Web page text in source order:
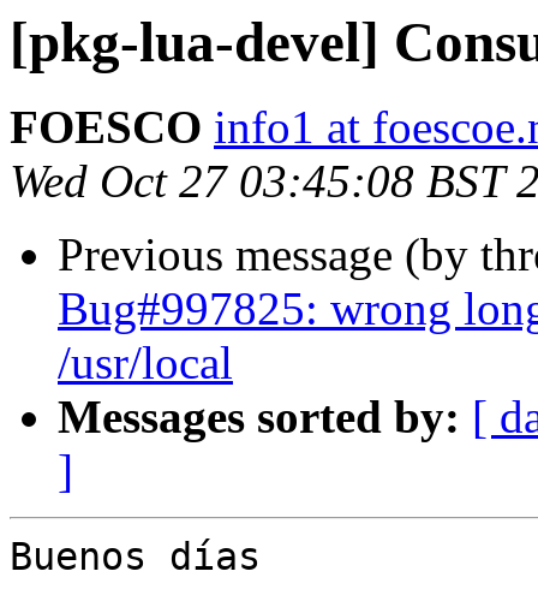
[pkg-lua-devel]
FOESCO info1 at
Wed Oct 27 03:45:08 BST
Previous message (by
Bug#997825: wrong
/usr/local
Messages sorted by: [
]
Buenos días